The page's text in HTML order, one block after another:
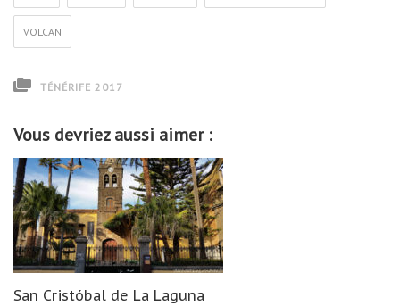
VOLCAN
TÉNÉRIFE 2017
Vous devriez aussi aimer :
San Cristóbal de La Laguna